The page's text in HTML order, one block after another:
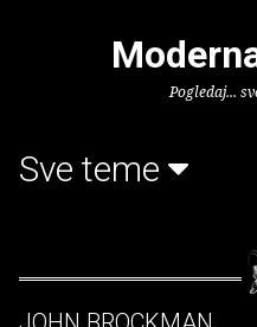
Pogledaj...
Sve teme